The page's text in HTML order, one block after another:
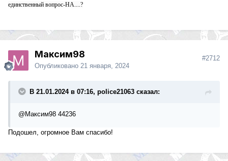
единственный вопрос-НА....?
Максим98
Опубликовано 21 января, 2024
#2712
В 21.01.2024 в 07:16, police21063 сказал:
@Максим98 44236
Подошел, огромное Вам спасибо!